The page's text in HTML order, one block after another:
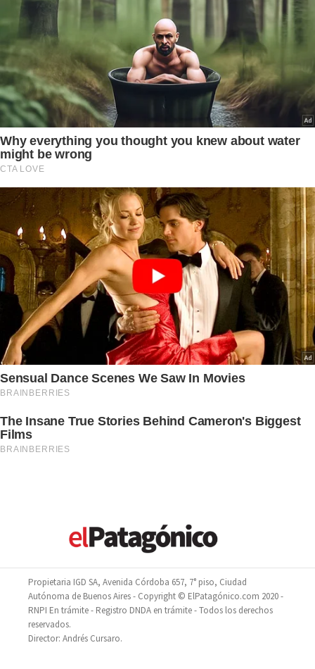
Propietaria IGD SA, Avenida Córdoba 657, 7° piso, Ciudad
Autónoma de Buenos Aires - Copyright © ElPatagónico.com 2020 -
RNPI En trámite - Registro DNDA en trámite - Todos los derechos
reservados.
Director: Andrés Cursaro.